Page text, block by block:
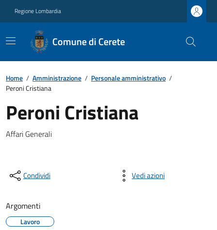
Regione Lombardia
Comune di Cerete
Home / Amministrazione / Personale amministrativo /
Peroni Cristiana
Peroni Cristiana
Affari Generali
Condividi Vedi azioni
Argomenti
Lavoro